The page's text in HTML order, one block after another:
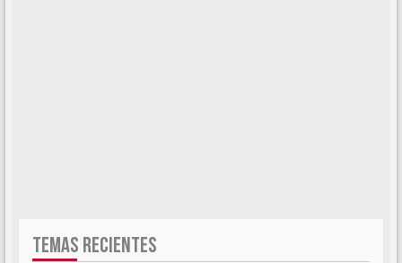
TEMAS RECIENTES